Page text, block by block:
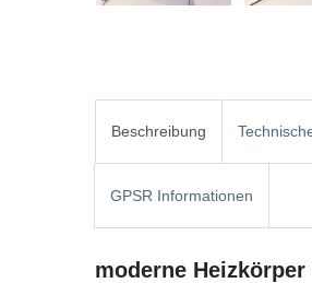
Beschreibung
GPSR Informationen
moderne Heizkörper